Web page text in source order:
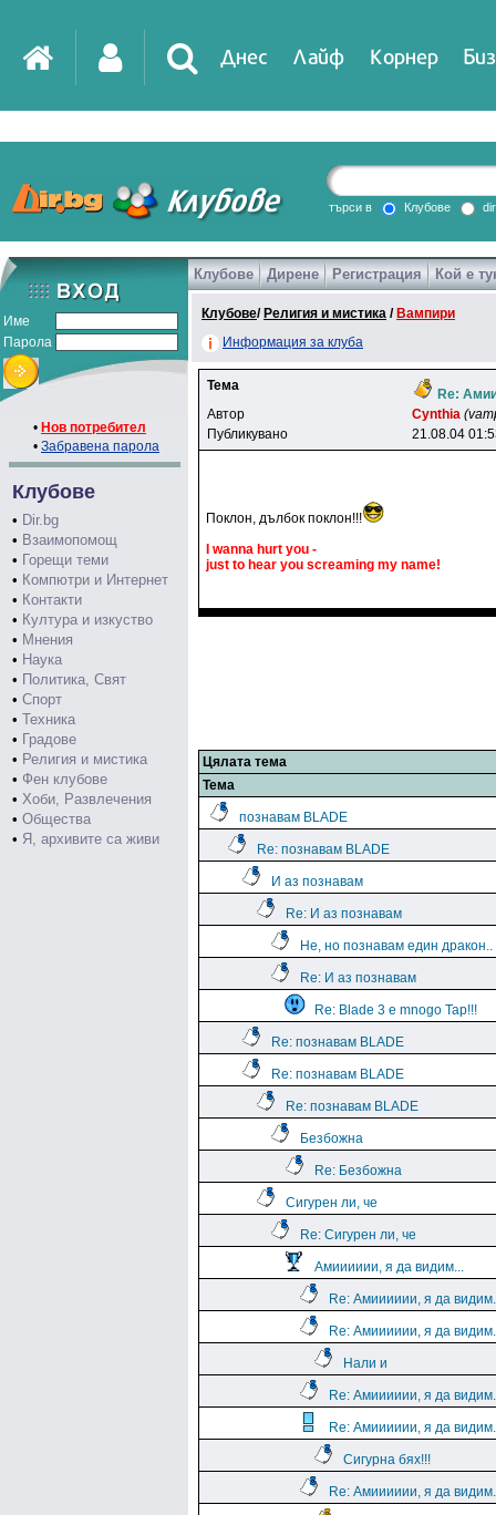
Днес Лайф Корнер
DirTV Impressio
Games
търси в Клубове
Име
Парола
• Нов потребител
• Забравена парола
Клубове
• Dir.bg
• Взаимопомощ
• Горещи теми
• Компютри и Интернет
• Контакти
• Култура и изкуство
• Мнения
• Наука
• Политика, Свят
• Спорт
• Техника
• Градове
• Религия и мистика
• Фен клубове
• Хоби, Развлечения
• Общества
• Я, архивите са живи
Клубове Дирене Регистрация Кой е
Клубове/ Религия и мистика / Вампири
Информация за клуба
Тема
Re:
Автор
Cynthia
Публикувано
21.08.04
Поклон, дълбок поклон!!!
I wanna hurt you -
just to hear you screaming my name!
Цялата тема
Тема
познавам BLADE
Re: познавам BLADE
И аз познавам
Re: И аз познавам
Не, но познавам един дракон..
Re: И аз познавам
Re: Blade 3 e mnogo Tap!!!
Re: познавам BLADE
Re: познавам BLADE
Re: познавам BLADE
Безбожна
Re: Безбожна
Сигурен ли, че
Re: Сигурен ли, че
Амииииии, я да видим...
Re: Амииииии, я да
Re: Амииииии, я да
Нали и
Re: Амииииии, я да
Re: Амииииии, я да
Сигурна бях!!!
Re: Амииииии, я да